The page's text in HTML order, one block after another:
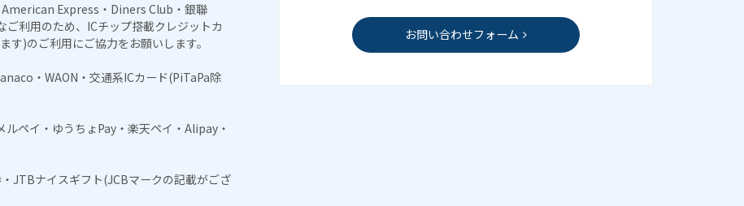
Express・Diners Club・銀聯
利用のため、ICチップ搭載クレジットカ
す)のご利用にご協力をお願いします。
・WAON・交通系ICカード(PiTaPa除
ルペイ・ゆうちょPay・楽天ペイ・Alipay・
JTBナイスギフト(JCBマークの記載がござ
お問い合わせフォーム